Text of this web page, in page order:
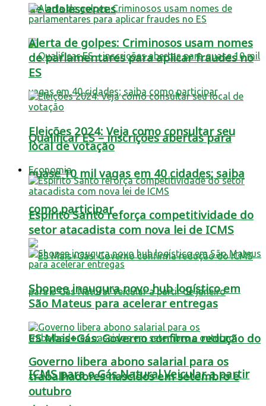
de adolescentes
Qualificar ES – inscrições abertas para
quase 10 mil vagas em 40 cidades; saiba
como participar
ES Mais+Gás: Governo confirma redução do
ICMS para o Gás Natural Veicular a partir
Alerta de golpes: Criminosos usam nomes
de parlamentares para aplicar fraudes no
ES
Eleições 2024: Veja como consultar seu
local de votação
Economia
Espírito Santo reforça competitividade do
setor atacadista com nova lei de ICMS
Shopee inaugura novo hub logístico em
São Mateus para acelerar entregas
Governo libera abono salarial para os
trabalhadores nascidos em setembro e
outubro